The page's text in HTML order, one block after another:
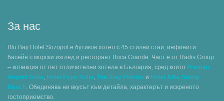
За нас
Blu Bay Hotel Sozopol е бутиков хотел с 45 стилни стаи, инфинити
басейн с морски изглед и ресторант Boca Grande. Част е от Radis Group
– колекция от пет отличителни хотела в България, сред които Premier
Airport Sofia, Hotel Expo Sofia, The Stay Plovdiv и Hotel Alba Sunny
Beach. Обединява ни вкусът към детайла, характерът и искреното
гостоприемство.